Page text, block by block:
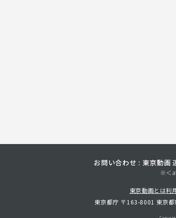
お問い合わせ : 東京動画
※＜
東京動画とは利
東京都庁 〒163-8001 東京都